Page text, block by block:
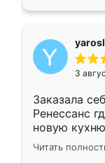
3
Заказала
Ренессанс
новую
вполне
два года,
Читать